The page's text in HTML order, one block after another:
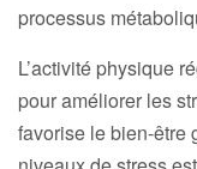
processus
L’activité physique
pour améliorer les
favorise le bien-être